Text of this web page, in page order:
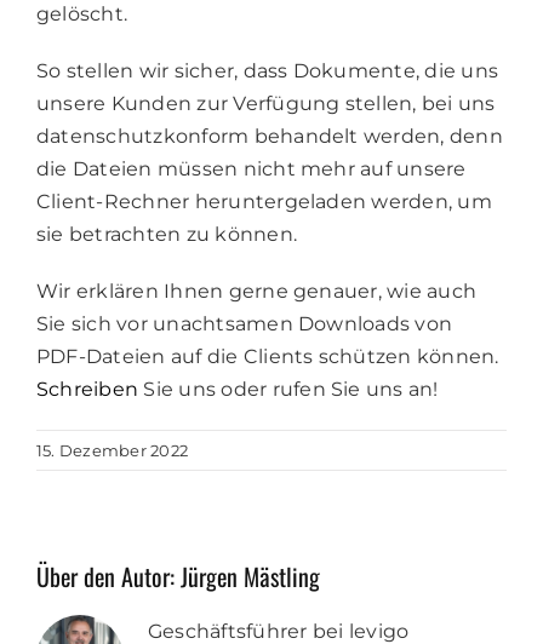
gelöscht.
So stellen wir sicher, dass Dokumente, die uns
unsere Kunden zur Verfügung stellen, bei uns
datenschutzkonform behandelt werden, denn
die Dateien müssen nicht mehr auf unsere
Client-Rechner heruntergeladen werden, um
sie betrachten zu können.
Wir erklären Ihnen gerne genauer, wie auch
Sie sich vor unachtsamen Downloads von
PDF-Dateien auf die Clients schützen können.
Schreiben Sie uns oder rufen Sie uns an!
15. Dezember 2022
Über den Autor:Jürgen Mästling
Geschäftsführer bei levigo